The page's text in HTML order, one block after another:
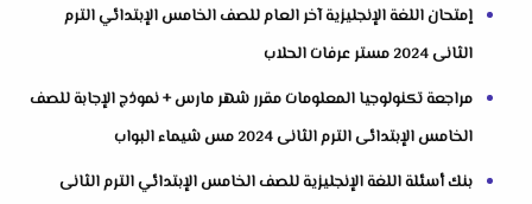
إمتحان اللغة الإنجليزية آخر العام للصف الخامس الإبتدائي الترم
الثانى 2024 مستر عرفات الحلاب
مراجعة تكنولوجيا المعلومات مقرر شهر مارس + نموذج الإجابة للصف
الخامس الإبتدائى الترم الثانى 2024 مس شيماء البواب
بنك أسئلة اللغة الإنجليزية للصف الخامس الإبتدائي الترم الثانى